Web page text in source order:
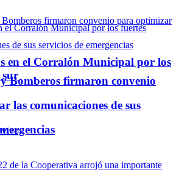
Bomberos firmaron convenio
las comunicaciones de sus
en el Corralón Municipal por los
sur
vivo